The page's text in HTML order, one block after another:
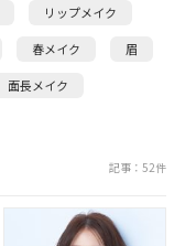
リップメイク
春メイク 眉
面長メイク
記事：52件